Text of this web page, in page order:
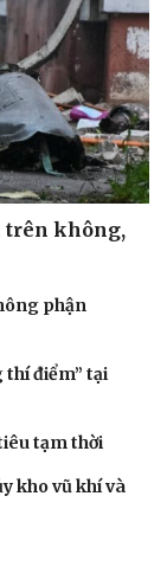
trên không,
phận
thí điểm” tại
tạm thời
kho vũ khí và